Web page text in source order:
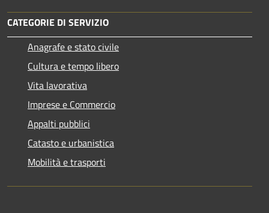
CATEGORIE DI SERVIZIO
Anagrafe e stato civile
Cultura e tempo libero
Vita lavorativa
Imprese e Commercio
Appalti pubblici
Catasto e urbanistica
Mobilità e trasporti